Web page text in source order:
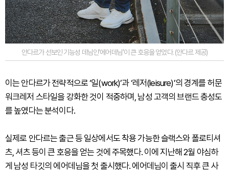
안다르가 선보인 기능성 데님인‘에어데님’이 큰 호응을 얻었다. (안다르 제공)
이는 안다르가 전략적으로 ‘일(work)’과 ‘레저(leisure)’의 경계를 허문
워크레저 스타일을 강화한 것이 적중하며, 남성 고객의 브랜드 충성도
를 높였다는 분석이다.
실제로 안다르는 출근 등 일상에서도 착용 가능한 슬랙스와 폴로티셔
츠, 셔츠 등이 큰 호응을 얻는 것에 주목했다. 이에 지난해 2월 야심하
게 남성 타깃의 에어데님을 첫 출시했다. 에어데님이 출시 직후 큰 사